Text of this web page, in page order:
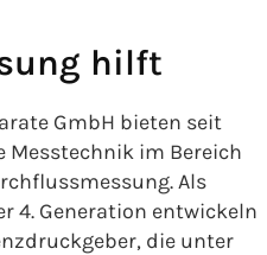
hilft
GmbH bieten seit
Messtechnik im Bereich
Als
4. Generation entwickeln
die unter